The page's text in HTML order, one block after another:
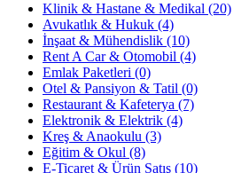
Klinik & Hastane & Medikal (20)
Avukatlık & Hukuk (4)
İnşaat & Mühendislik (10)
Rent A Car & Otomobil (4)
Emlak Paketleri (0)
Otel & Pansiyon & Tatil (0)
Restaurant & Kafeterya (7)
Elektronik & Elektrik (4)
Kreş & Anaokulu (3)
Eğitim & Okul (8)
E-Ticaret & Ürün Satış (10)